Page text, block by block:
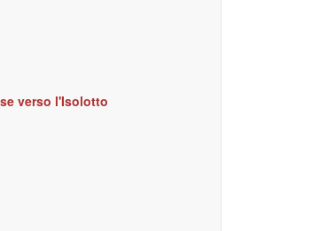
verso l'Isolotto